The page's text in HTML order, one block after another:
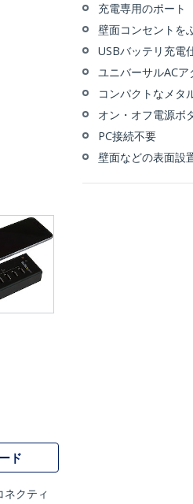
ド
ネクティ
充電専用のポート
壁面コンセントを
USBバッテリ充電
ユニバーサルACア
コンパクトなメタ
オン・オフ電源ボ
PC接続不要
壁面などの表面設